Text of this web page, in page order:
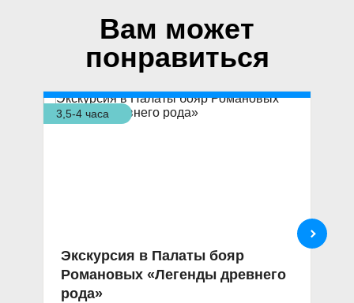
Вам может
понравиться
3,5-4 часа
Экскурсия в Палаты бояр
Романовых «Легенды древнего
рода»